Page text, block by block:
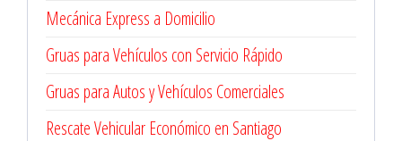
Mecánica Express a Domicilio
Gruas para Vehículos con Servicio Rápido
Gruas para Autos y Vehículos Comerciales
Rescate Vehicular Económico en Santiago